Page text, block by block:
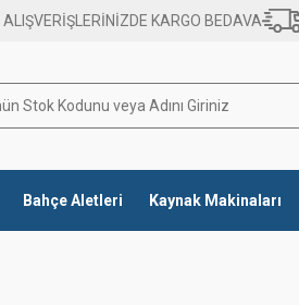
ALIŞVERİŞLERİNİZDE KARGO BEDAVA
Bahçe Aletleri Kaynak Makinaları